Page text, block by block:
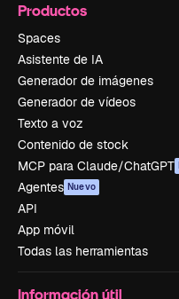
Productos
Spaces
Asistente de IA
Generador de imágenes
Generador de vídeos
Texto a voz
Contenido de stock
MCP para Claude/ChatGPT
Agentes Nuevo
API
App móvil
Todas las herramientas
Información útil